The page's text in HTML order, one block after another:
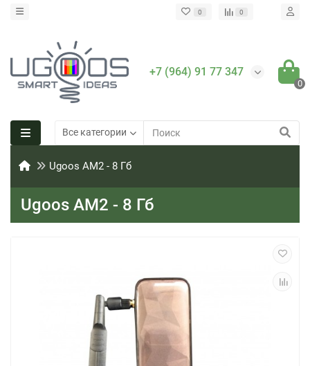
0 0
+7 (964) 91 77 347
0
Все категории
Ugoos AM2 - 8 Гб
Ugoos AM2 - 8 Гб